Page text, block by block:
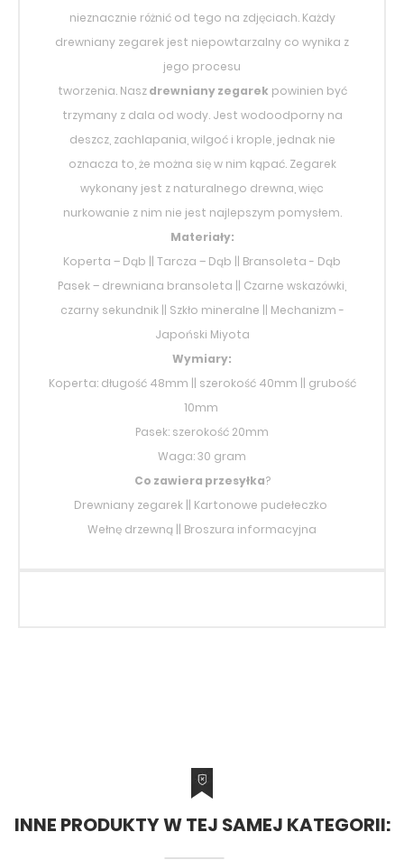
nieznacznie różnić od tego na zdjęciach. Każdy
drewniany zegarek jest niepowtarzalny co wynika z
jego procesu
tworzenia. Naszdrewniany zegarek powinien być
trzymany z dala od wody. Jest wodoodporny na
deszcz, zachlapania, wilgoć i krople, jednak nie
oznacza to, że można się w nim kąpać. Zegarek
wykonany jest z naturalnego drewna, więc
nurkowanie z nim nie jest najlepszym pomysłem.
Materiały:
Koperta – Dąb || Tarcza – Dąb || Bransoleta - Dąb
Pasek – drewniana bransoleta || Czarne wskazówki,
czarny sekundnik || Szkło mineralne || Mechanizm -
Japoński Miyota
Wymiary:
Koperta: długość 48mm || szerokość 40mm || grubość
10mm
Pasek: szerokość 20mm
Waga: 30 gram
Co zawiera przesyłka?
Drewniany zegarek || Kartonowe pudełeczko
Wełnę drzewną || Broszura informacyjna
INNE PRODUKTY W TEJ SAMEJ KATEGORII: